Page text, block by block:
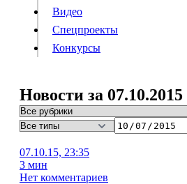
Конкурсы
ИнформацияПодпискаРекламаВсе
Видео
Спецпроекты
Конкурсы
Новости за 07.10.2015
07.10.15, 23:35
3 мин
Нет комментариев